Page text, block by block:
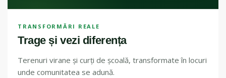
TRANSFORMĂRI REALE
Trage și vezi diferența
Terenuri virane și curți de școală, transformate în locuri
unde comunitatea se adună.